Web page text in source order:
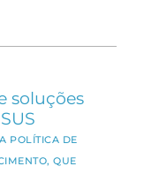
soluções
POLÍTICA DE
QUE